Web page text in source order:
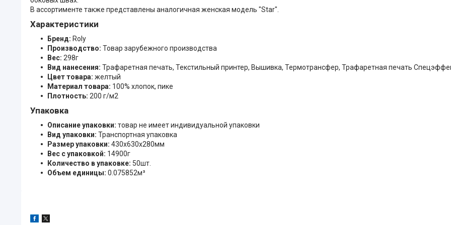
В ассортименте также представлены аналогичная женская модель "Star".
Характеристики
Бренд: Roly
Производство: Товар зарубежного производства
Вес: 298г
Вид нанесения: Трафаретная печать, Текстильный принтер, Вышивка, Термотрансфер, Трафаретная печать
Цвет товара: желтый
Материал товара: 100% хлопок, пике
Плотность: 200 г/м2
Упаковка
Описание упаковки: товар не имеет индивидуальной упаковки
Вид упаковки: Транспортная упаковка
Размер упаковки: 430x630x280мм
Вес с упаковкой: 14900г
Количество в упаковке: 50шт.
Объем единицы: 0.075852м³